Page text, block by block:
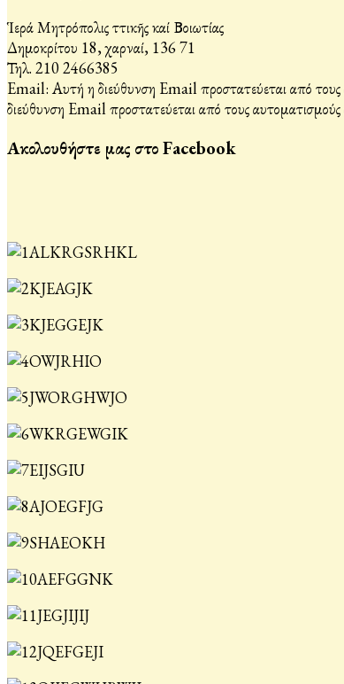
Ἱερά Μητρόπολις Ἀττικῆς καί Βοιωτίας
Δημοκρίτου 18, Ἀχαρναί, 136 71
Τηλ. 210 2466385
Email: Αυτή η διεύθυνση Email προστατεύεται από
διεύθυνση Email προστατεύεται από τους
Ακολουθήστε μας στο Facebook